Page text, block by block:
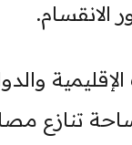
الانقسام.
ساحة تنازع